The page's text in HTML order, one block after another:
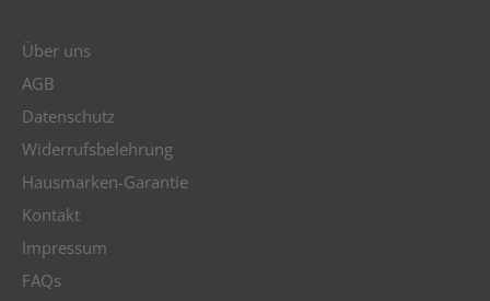
Über uns
AGB
Datenschutz
Widerrufsbelehrung
Hausmarken-Garantie
Kontakt
Impressum
FAQs